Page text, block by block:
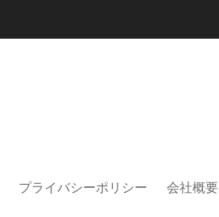
プライバシーポリシー 会社概要